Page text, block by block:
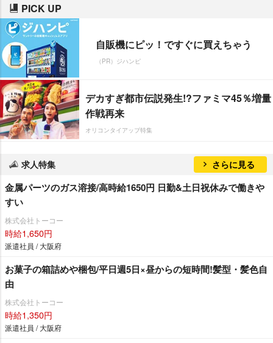
PICK UP
自販機にピッ！ですぐに買えちゃう
（PR）ジハンピ
デカすぎ都市伝説発生!?ファミマ45％増量
作戦再来
オリコンタイアップ特集
求人特集 さらに見る
金属パーツのガス溶接/高時給1650円 日勤&土日祝休みで働き
すい
株式会社トーコー
時給1,650円
派遣社員 / 大阪府
お菓子の箱詰めや梱包/平日週5日×昼からの短時間!髪型・髪色自
由
株式会社トーコー
時給1,350円
派遣社員 / 大阪府